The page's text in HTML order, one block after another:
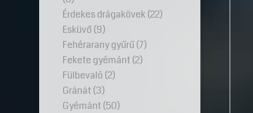
Érdekes drágakövek(22)
Esküvő(9)
Fehérarany gyűrű(7)
Fekete gyémánt (2)
Fülbevaló (2)
Gránát (3)
Gyémánt (50)